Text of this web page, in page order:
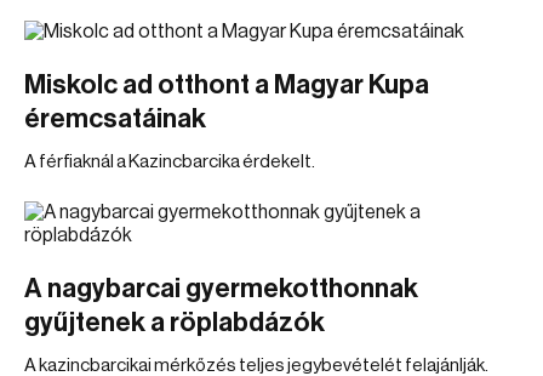
Miskolc ad otthont a Magyar Kupa
éremcsatáinak
A férfiaknál a Kazincbarcika érdekelt.
A nagybarcai gyermekotthonnak
gyűjtenek a röplabdázók
A kazincbarcikai mérkőzés teljes jegybevételét felajánlják.